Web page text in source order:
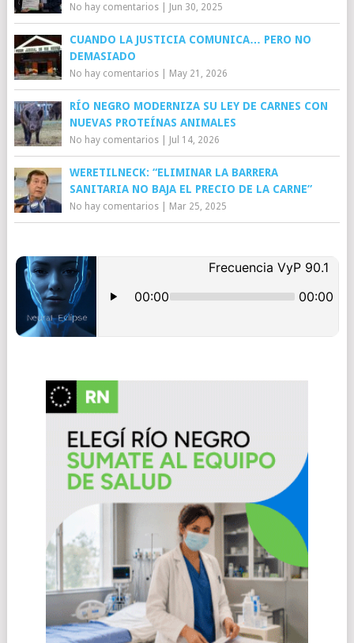
No hay comentarios| Jun 30, 2025
CUANDO LA JUSTICIA COMUNICA… PERO NO
DEMASIADO
No hay comentarios| May 21, 2026
RÍO NEGRO MODERNIZA SU LEY DE CARNES CON
NUEVAS PROTEÍNAS ANIMALES
No hay comentarios| Jul 14, 2026
WERETILNECK: “ELIMINAR LA BARRERA
SANITARIA NO BAJA EL PRECIO DE LA CARNE”
No hay comentarios| Mar 25, 2025